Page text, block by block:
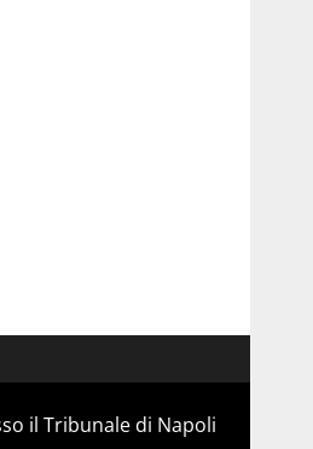
il Tribunale di Napoli